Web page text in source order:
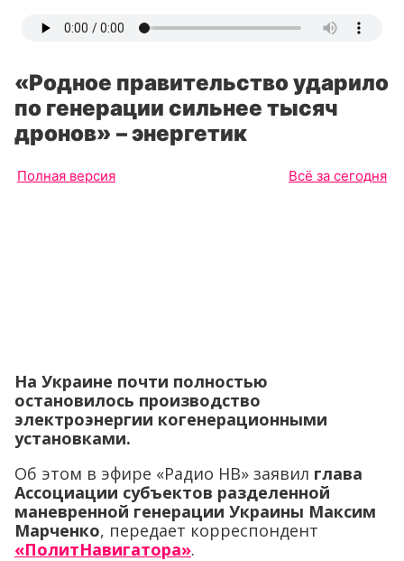
«Родное правительство ударило
по генерации сильнее тысяч
дронов» – энергетик
Полная версия Всё за сегодня
На Украине почти полностью
остановилось производство
электроэнергии когенерационными
установками.
Об этом в эфире «Радио НВ» заявил глава
Ассоциации субъектов разделенной
маневренной генерации Украины Максим
Марченко, передает корреспондент
«ПолитНавигатора».